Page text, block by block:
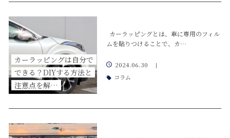
カーラッピングは自分で
できる？DIYする方法と
注意点を解…
カーラッピングとは、車に専用のフィル
ムを貼りつけることで、カ…
2024.06.30 |
コラム